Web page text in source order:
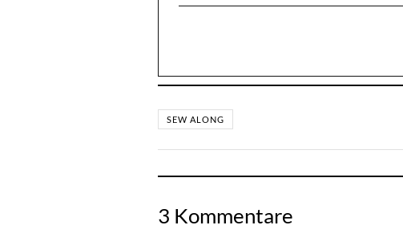
SEW ALONG
3 Kommentare